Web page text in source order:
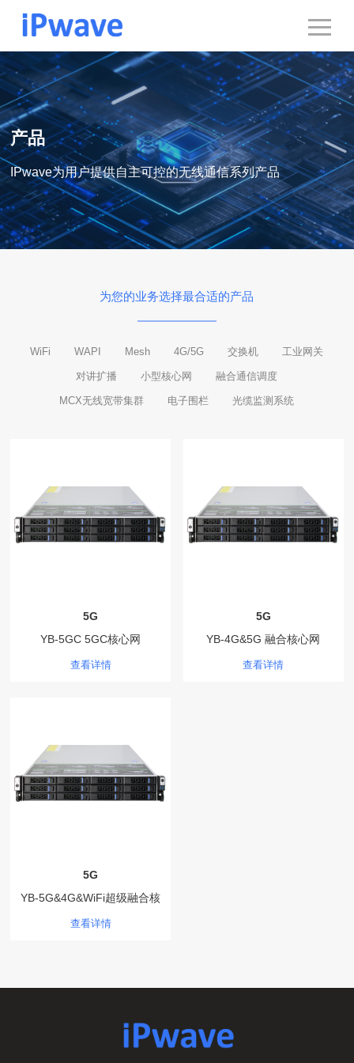
产品
IPwave为用户提供自主可控的无线通信系列产品
为您的业务选择最合适的产品
WiFi WAPI Mesh 4G/5G 交换机 工业网关
对讲扩播 小型核心网 融合通信调度
MCX无线宽带集群 电子围栏 光缆监测系统
5G
YB-5GC 5GC核心网
查看详情
5G
YB-4G&5G 融合核心网
查看详情
5G
YB-5G&4G&WiFi超级融合核
心网
查看详情